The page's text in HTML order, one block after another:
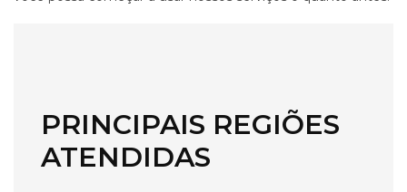
PRINCIPAIS REGIÕES
ATENDIDAS